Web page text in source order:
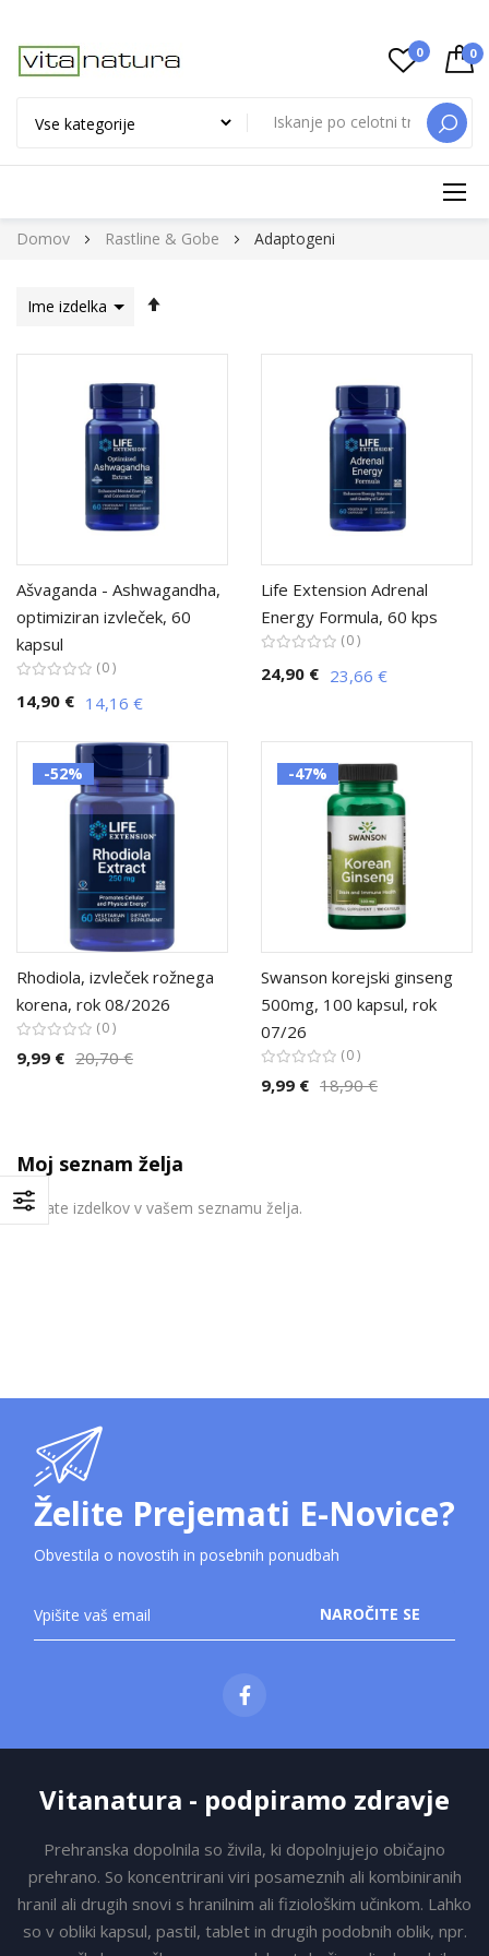
0 0
Preskoči
Domov Rastline & Gobe Adaptogeni
smer
Ašvaganda - Ashwagandha,
optimiziran izvleček, 60
kapsul
0
14,90 € 14,16 €
Life Extension Adrenal
Energy Formula, 60 kps
0
24,90 € 23,66 €
-52%
Rhodiola, izvleček rožnega
korena, rok 08/2026
0
9,99 € 20,70 €
-47%
Swanson korejski ginseng
500mg, 100 kapsul, rok
07/26
0
9,99 € 18,90 €
Moj seznam želja
Nimate izdelkov v vašem seznamu želja.
Želite Prejemati E-Novice?
Obvestila o novostih in posebnih ponudbah
se
NAROČITE SE
Vitanatura - podpiramo zdravje
Prehranska dopolnila so živila, ki dopolnjujejo običajno
prehrano. So koncentrirani viri posameznih ali kombiniranih
hranil ali drugih snovi s hranilnim ali fiziološkim učinkom. Lahko
so v obliki kapsul, pastil, tablet in drugih podobnih oblik, npr.